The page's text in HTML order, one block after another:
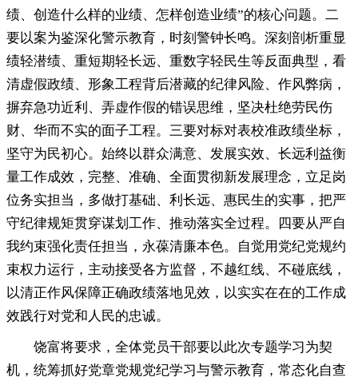
绩、创造什么样的业绩、怎样创造业绩”的核心问题。 二
要以案为鉴深化警示教育，时刻警钟长鸣。 深刻剖析重显
绩轻潜绩、重短期轻长远、重数字轻民生等反面典型，看
清虚假政绩、形象工程背后潜藏的纪律风险、作风弊病 ，
摒弃急功近利、弄虚作假的错误思维，坚决杜绝劳民伤
财、华而不实的面子工程。 三要对标对表校准政绩坐标，
坚守为民初心。 始终以群众满意、发展实效、长远利益衡
量工作成效，完整、准确、全面贯彻新发展理念 ， 立足岗
位务实担当，多做打基础、利长远、惠民生的实事 ， 把严
守纪律规矩贯穿谋划工作、推动落实全过程。四要从严自
我约束强化责任担当 ， 永葆清廉本色。自觉用党纪党规约
束权力运行 ， 主动接受各方监督，不越红线、不碰底线 ，
以清正作风保障正确政绩落地见效，以实实在在的工作成
效践行对党和人民的忠诚。
饶富将要求 ， 全体党员干部要以此次专题学习为契
机，统筹抓好党章党规党纪学习与警示教育 ， 常态化自查